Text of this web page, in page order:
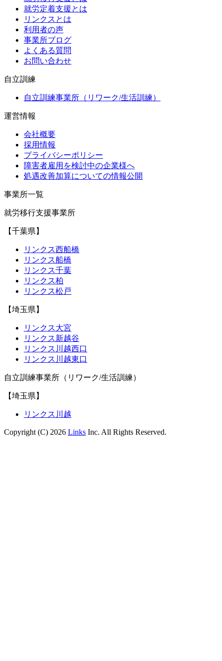
就労定着支援とは
リンクスとは
利用者の声
事業所ブログ
よくある質問
お問い合わせ
自立訓練
自立訓練事業所（リワーク/生活訓練）
運営情報
会社概要
採用情報
プライバシーポリシー
障害者雇用を検討中の企業様へ
処遇改善加算についての情報公開
事業所一覧
就労移行支援事業所
【千葉県】
リンクス西船橋
リンクス船橋
リンクス千葉
リンクス柏
リンクス松戸
【埼玉県】
リンクス大宮
リンクス新越谷
リンクス川越西口
リンクス川越東口
自立訓練事業所（リワーク/生活訓練）
【埼玉県】
リンクス川越
Copyright (C) 2026 Links Inc. All Rights Reserved.